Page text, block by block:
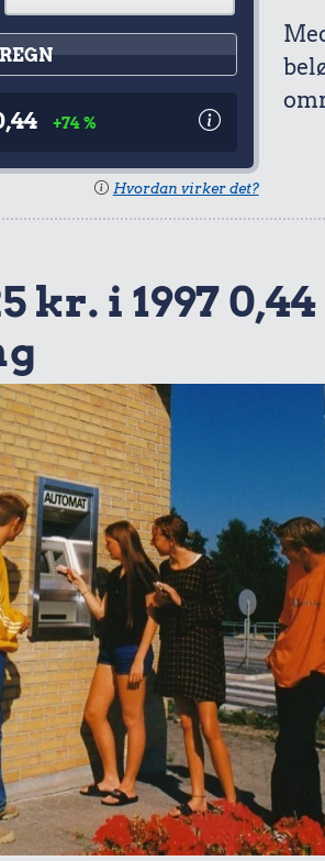
+74 %
Hvordan virker det?
kr. i 1997 0,44